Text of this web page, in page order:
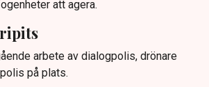
att agera.
arbete av dialogpolis, drönare
på plats.